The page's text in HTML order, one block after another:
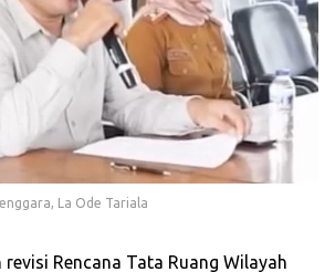
La Ode Tariala
revisi Rencana Tata Ruang Wilayah